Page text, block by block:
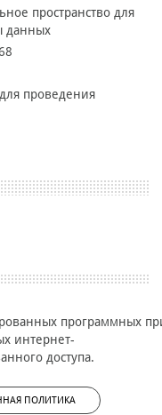
пространство для
данных
проведения
программных
интернет-
доступа.
ПОЛИТИКА